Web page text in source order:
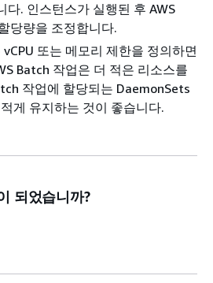
다. 인스턴스가 실행된 후 AWS
당량을 조정합니다.
또는 메모리 제한을 정의하면
Batch 작업은 더 적은 리소스를
작업에 할당되는 DaemonSets
게 유지하는 것이 좋습니다.
되었습니까?